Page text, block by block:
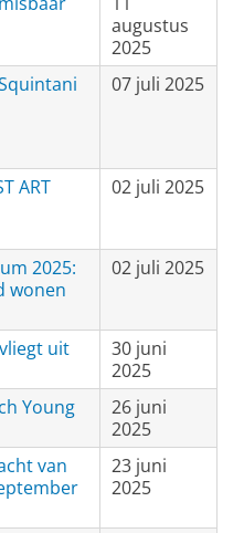
augustus
2025
07 juli 2025
ART
02 juli 2025
2025:
wonen
02 juli 2025
uit
30 juni
2025
Young
26 juni
2025
van
23 juni
2025